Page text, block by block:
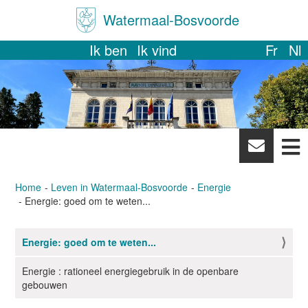
Watermaal-Bosvoorde
Ik ben Ik vind Fr Nl
News
Home Leven in Watermaal-Bosvoorde
Energie
Energie: goed om te weten...
N
v
i
Energie: goed om te weten...
Energie : rationeel energiegebruik in de openbare
gebouwen